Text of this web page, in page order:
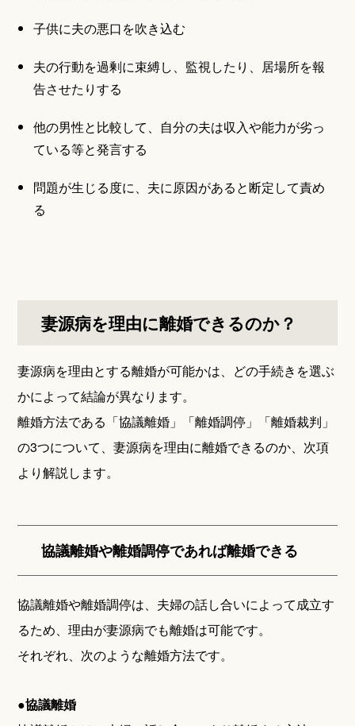
子供に夫の悪口を吹き込む
夫の行動を過剰に束縛し、監視したり、居場所を報
告させたりする
他の男性と比較して、自分の夫は収入や能力が劣っ
ている等と発言する
問題が生じる度に、夫に原因があると断定して責め
る
妻源病を理由に離婚できるのか？
妻源病を理由とする離婚が可能かは、どの手続きを選ぶ
かによって結論が異なります。
離婚方法である「協議離婚」「離婚調停」「離婚裁判」
の3つについて、妻源病を理由に離婚できるのか、次項
より解説します。
協議離婚や離婚調停であれば離婚できる
協議離婚や離婚調停は、夫婦の話し合いによって成立す
るため、理由が妻源病でも離婚は可能です。
それぞれ、次のような離婚方法です。
●協議離婚